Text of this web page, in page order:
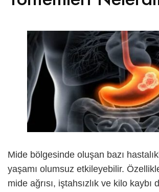
Mide bölgesinde oluşan bazı
yaşamı olumsuz etkileyebilir.
mide ağrısı, iştahsızlık ve kilo kaybı